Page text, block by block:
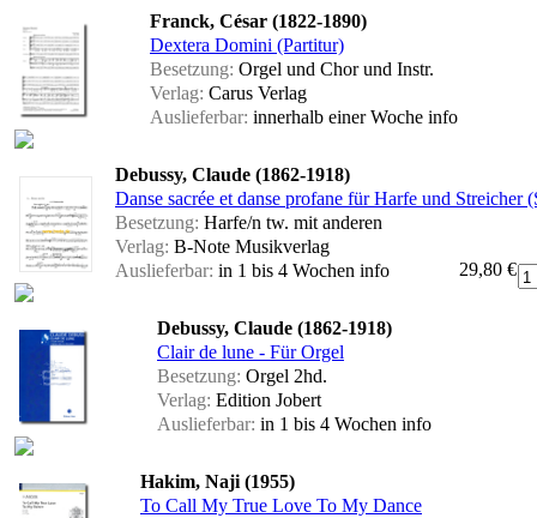
Franck, César (1822-1890)
Dextera Domini (Partitur)
Besetzung: Orgel und Chor und Instr.
Verlag: Carus Verlag
Auslieferbar: innerhalb einer Woche info
Debussy, Claude (1862-1918)
Danse sacrée et danse profane für Harfe und Streicher
Besetzung: Harfe/n tw. mit anderen
Verlag: B-Note Musikverlag
Auslieferbar: in 1 bis 4 Wochen info 29,80 €
Debussy, Claude (1862-1918)
Clair de lune - Für Orgel
Besetzung: Orgel 2hd.
Verlag: Edition Jobert
Auslieferbar: in 1 bis 4 Wochen info
Hakim, Naji (1955)
To Call My True Love To My Dance